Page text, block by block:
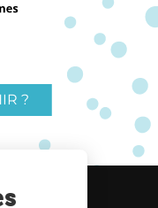
?
Liens utiles